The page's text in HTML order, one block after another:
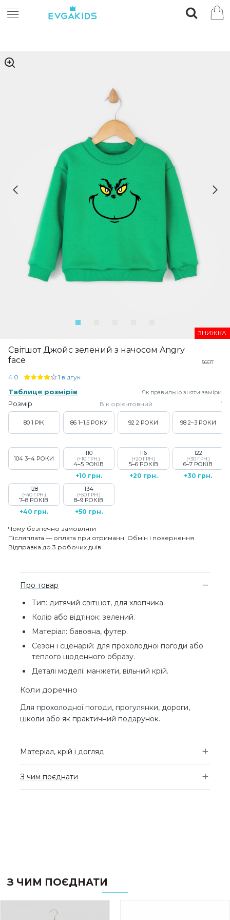
ЗНИЖКА
Світшот Джойс зелений з начосом Angry
face
56617
4.0 1 відгук
Таблиця розмірів Як правильно зняти заміри
Розмір Вік орієнтовний
80 1 РІК 86 1–1,5 РОКУ 92 2 РОКИ 98 2–3 РОКИ
104 3–4 РОКИ
110
(+10 ГРН.)
4–5 РОКІВ
+10 грн.
116
(+20 ГРН.)
5–6 РОКІВ
+20 грн.
122
(+30 ГРН.)
6–7 РОКІВ
+30 грн.
128
(+40 ГРН.)
7–8 РОКІВ
+40 грн.
134
(+50 ГРН.)
8–9 РОКІВ
+50 грн.
Чому безпечно замовляти
Післяплата — оплата при отриманні Обмін і повернення
Відправка до 3 робочих днів
Про товар
Тип: дитячий світшот, для хлопчика.
Колір або відтінок: зелений.
Матеріал: бавовна, футер.
Сезон і сценарій: для прохолодної погоди або
теплого щоденного образу.
Деталі моделі: манжети, вільний крій.
Коли доречно
Для прохолодної погоди, прогулянки, дороги,
школи або як практичний подарунок.
Матеріал, крій і догляд
З чим поєднати
З ЧИМ ПОЄДНАТИ